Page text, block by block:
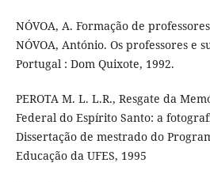
NÓVOA, A. Formação de
NÓVOA, António. Os professores e
Portugal : Dom Quixote, 1992.
PEROTA M. L. L.R., Resgate da
Federal do Espírito Santo: a
Dissertação de mestrado do
Educação da UFES, 1995